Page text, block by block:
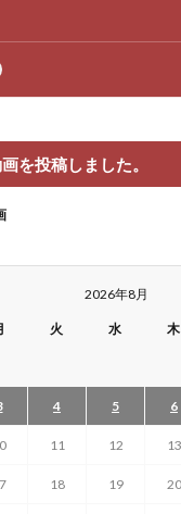
を投稿しました。
2026年8月
火 水 木
4 5 6
11 12 13
18 19 20